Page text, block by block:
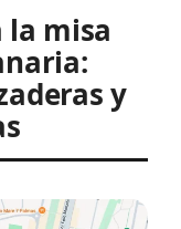
la misa
y